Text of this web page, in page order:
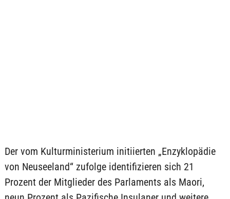
Der vom Kulturministerium initiierten „Enzyklopädie
von Neuseeland“ zufolge identifizieren sich 21
Prozent der Mitglieder des Parlaments als Maori,